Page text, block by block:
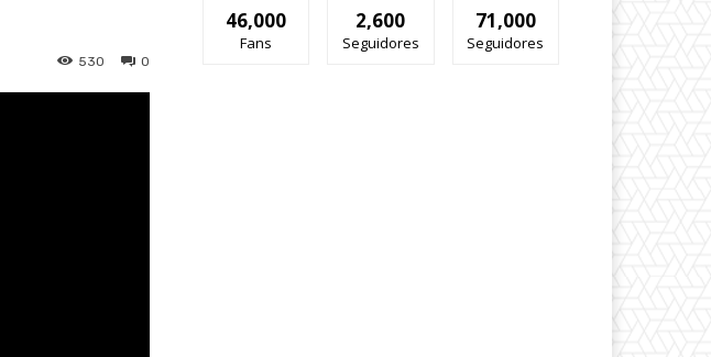
0
530
46,000
Fans
2,600
Seguidores
71,000
Seguidores